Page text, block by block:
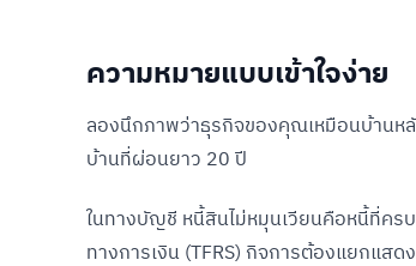
ความหมายแบบเข้าใจง่าย
ลองนึกภาพว่าธุรกิจของคุณเหมือนบ้านห
บ้านที่ผ่อนยาว 20 ปี
ในทางบัญชี หนี้สินไม่หมุนเวียนคือหนี้ที่คร
ทางการเงิน (TFRS) กิจการต้องแยกแส